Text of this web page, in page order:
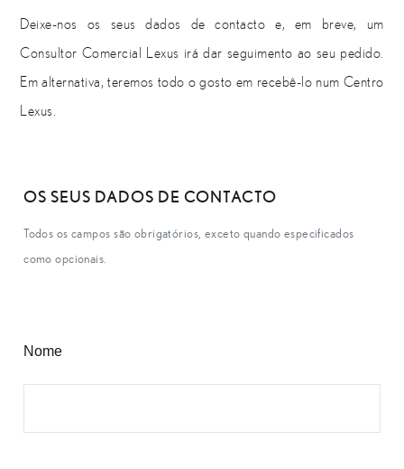
Deixe-nos os seus dados de contacto e, em breve, um
Consultor Comercial Lexus irá dar seguimento ao seu pedido.
Em alternativa, teremos todo o gosto em recebê-lo num Centro
Lexus.
OS SEUS DADOS DE CONTACTO
Todos os campos são obrigatórios, exceto quando especificados
como opcionais.
Nome